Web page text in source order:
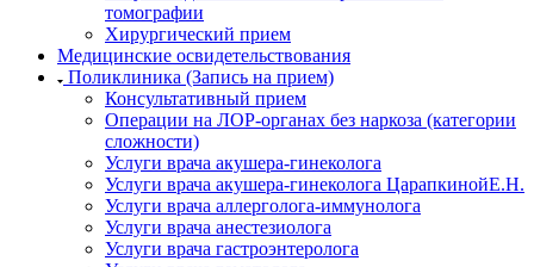
томографии
Хирургический прием
Медицинские освидетельствования
Поликлиника (Запись на прием)
Консультативный прием
Операции на ЛОР-органах без наркоза (категории
сложности)
Услуги врача акушера-гинеколога
Услуги врача акушера-гинеколога ЦарапкинойЕ.Н.
Услуги врача аллерголога-иммунолога
Услуги врача анестезиолога
Услуги врача гастроэнтеролога